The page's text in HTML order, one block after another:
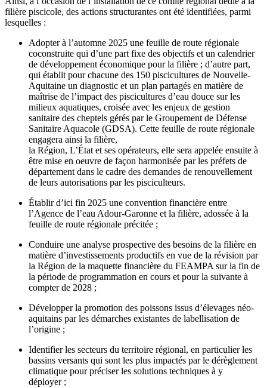
filière piscicole, des actions structurantes ont été identifiées, parmi
lesquelles :
Adopter à l’automne 2025 une feuille de route régionale
coconstruite qui d’une part fixe des objectifs et un calendrier
de développement économique pour la filière ; d’autre part,
qui établit pour chacune des 150 piscicultures de Nouvelle-
Aquitaine un diagnostic et un plan partagés en matière de
maîtrise de l’impact des piscicultures d’eau douce sur les
milieux aquatiques, croisée avec les enjeux de gestion
sanitaire des cheptels gérés par le Groupement de Défense
Sanitaire Aquacole (GDSA). Cette feuille de route régionale
engagera ainsi la filière,
la Région, L’État et ses opérateurs, elle sera appelée ensuite à
être mise en oeuvre de façon harmonisée par les préfets de
département dans le cadre des demandes de renouvellement
de leurs autorisations par les pisciculteurs.
Établir d’ici fin 2025 une convention financière entre
l’Agence de l’eau Adour-Garonne et la filière, adossée à la
feuille de route régionale précitée ;
Conduire une analyse prospective des besoins de la filière en
matière d’investissements productifs en vue de la révision par
la Région de la maquette financière du FEAMPA sur la fin de
la période de programmation en cours et pour la suivante à
compter de 2028 ;
Développer la promotion des poissons issus d’élevages néo-
aquitains par les démarches existantes de labellisation de
l’origine ;
Identifier les secteurs du territoire régional, en particulier les
bassins versants qui sont les plus impactés par le dérèglement
climatique pour préciser les solutions techniques à y
déployer ;